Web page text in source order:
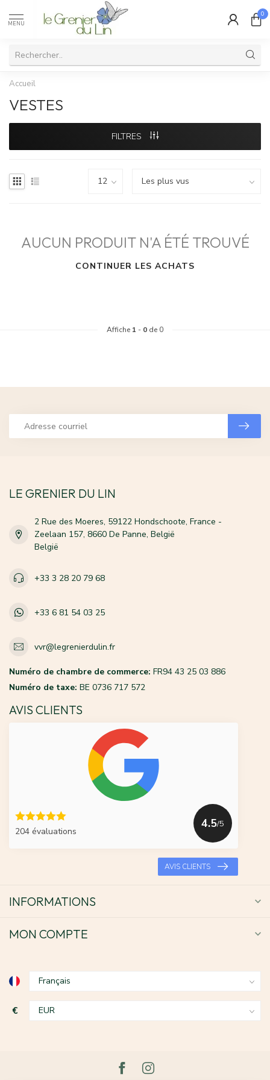
MENU
0
Accueil
VESTES
FILTRES
AUCUN PRODUIT N'A ÉTÉ TROUVÉ
CONTINUER LES ACHATS
Affiche 1 - 0 de 0
LE GRENIER DU LIN
2 Rue des Moeres, 59122 Hondschoote, France -
Zeelaan 157, 8660 De Panne, België
België
+33 3 28 20 79 68
+33 6 81 54 03 25
vvr@legrenierdulin.fr
Numéro de chambre de commerce: FR94 43 25 03 886
Numéro de taxe: BE 0736 717 572
AVIS CLIENTS
204 évaluations
4.5/5
AVIS CLIENTS
INFORMATIONS
MON COMPTE
€